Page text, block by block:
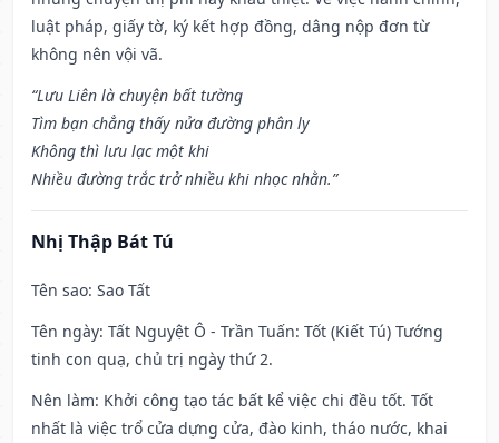
luật pháp, giấy tờ, ký kết hợp đồng, dâng nộp đơn từ
không nên vội vã.
“Lưu Liên là chuyện bất tường
Tìm bạn chẳng thấy nửa đường phân ly
Không thì lưu lạc một khi
Nhiều đường trắc trở nhiều khi nhọc nhằn.”
Nhị Thập Bát Tú
Tên sao: Sao Tất
Tên ngày: Tất Nguyệt Ô - Trần Tuấn: Tốt (Kiết Tú) Tướng
tinh con quạ, chủ trị ngày thứ 2.
Nên làm: Khởi công tạo tác bất kể việc chi đều tốt. Tốt
nhất là việc trổ cửa dựng cửa, đào kinh, tháo nước, khai